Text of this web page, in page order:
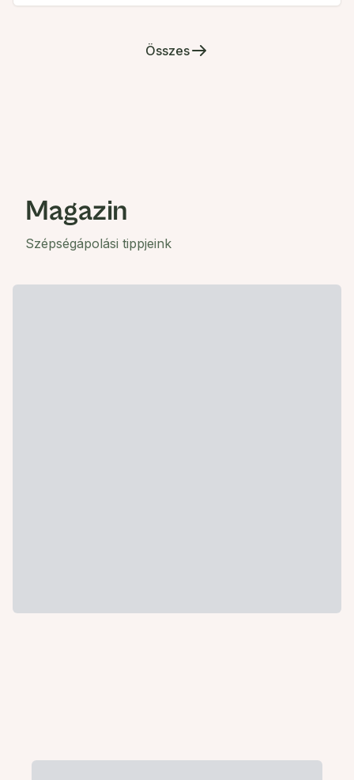
Összes
Magazin
Szépségápolási tippjeink